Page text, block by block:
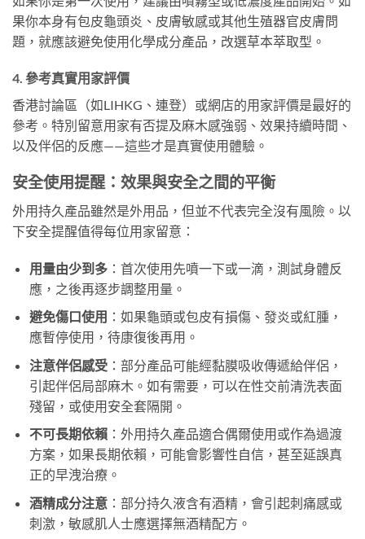
果你本身有包皮龜頭炎、皮膚敏感或其他生殖器官皮膚問
題，就應該避免使用化學成分產品，改選草本萃取型。
4. 參考真實用家評價
香港討論區（如LIHKG、連登）或網店的用家評價是最好的
參考。特別留意用家有否提及麻木感強弱、效果持續時間、
以及伴侶的反應——這些才是真實使用體驗。
安全使用提醒：效果與安全之間的平衡
外用持久產品雖然是外用品，但並不代表完全沒有風險。以
下安全提醒值得每位用家留意：
用量由少到多：首次使用先噴一下或一滴，測試身體反
應，之後再逐步調整用量。
避免傷口使用 ：如果龜頭或包皮有損傷、發炎或紅腫，
應暫停使用，待康復後再用。
注意伴侶感受：部分產品可能經黏膜吸收傳遞給伴侶，
引起伴侶局部麻木。如有需要，可以在性交前清洗表面
殘留，或使用安全套隔開。
不可長期依賴：外用持久產品適合偶爾使用或作為過渡
方案，如果長期依賴，可能會影響性自信，甚至延誤真
正的早洩治療。
酒精成分注意：部分持久液含有酒精，會引起刺痛感或
刺激，敏感肌人士應選擇無酒精配方。